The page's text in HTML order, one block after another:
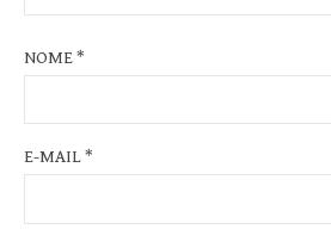
NOME*
E-MAIL*